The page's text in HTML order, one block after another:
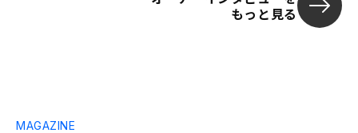
もっと見る
MAGAZINE